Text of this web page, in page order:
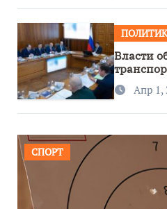
Власти
региона
Апр 1,
СПОРТ